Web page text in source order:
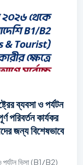
ব্যবসা ও পর্যটন
পরিবর্তন কার্যকর
জন্য বিশেষভাবে
পর্যটন ভিসা (B1/B2)